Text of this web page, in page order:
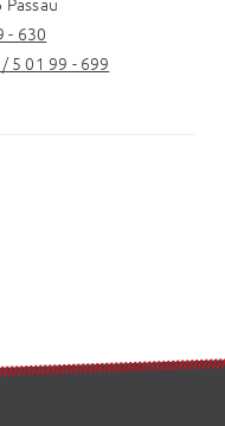
- 630
5 01 99 - 699